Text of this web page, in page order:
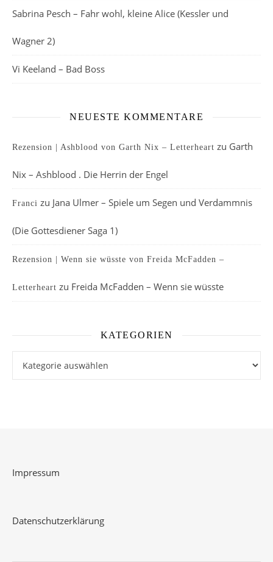
Sabrina Pesch – Fahr wohl, kleine Alice (Kessler und
Wagner 2)
Vi Keeland – Bad Boss
NEUESTE KOMMENTARE
Rezension | Ashblood von Garth Nix – Letterheart zu Garth
Nix – Ashblood . Die Herrin der Engel
Franci zu Jana Ulmer – Spiele um Segen und Verdammnis
(Die Gottesdiener Saga 1)
Rezension | Wenn sie wüsste von Freida McFadden –
Letterheart zu Freida McFadden – Wenn sie wüsste
KATEGORIEN
Impressum
Datenschutzerklärung